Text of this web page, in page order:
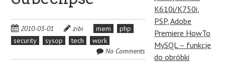
2010-03-01 zibi mem
php
security
sysop tech
work
No Comments
K610i/K750i,
PSP, Adobe
Premiere HowTo
MySQL – funkcje
do obróbki